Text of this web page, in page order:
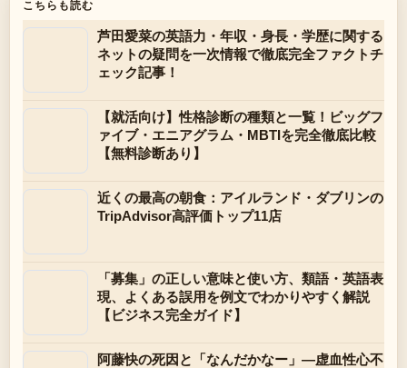
こちらも読む
芦田愛菜の英語力・年収・身長・学歴に関する
ネットの疑問を一次情報で徹底完全ファクトチ
ェック記事！
【就活向け】性格診断の種類と一覧！ビッグフ
ァイブ・エニアグラム・MBTIを完全徹底比較
【無料診断あり】
近くの最高の朝食：アイルランド・ダブリンの
TripAdvisor高評価トップ11店
「募集」の正しい意味と使い方、類語・英語表
現、よくある誤用を例文でわかりやすく解説
【ビジネス完全ガイド】
阿藤快の死因と「なんだかなー」—虚血性心不